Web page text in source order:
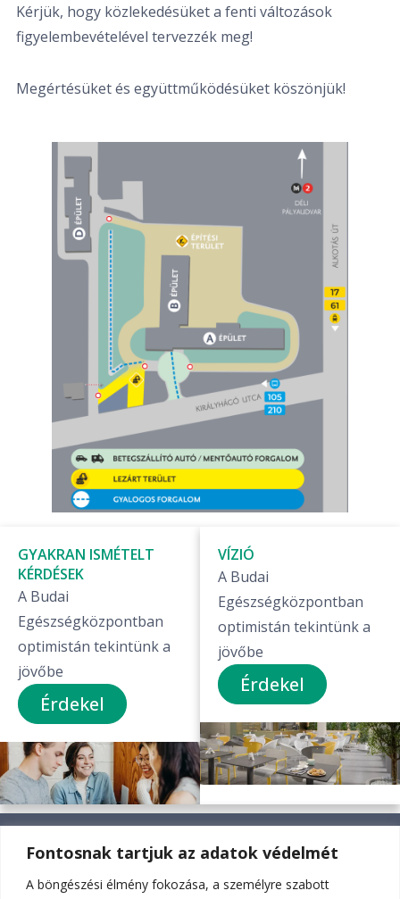
Fontosnak tartjuk az adatok védelmét
A böngészési élmény fokozása, a személyre szabott
Kérjük, hogy közlekedésüket a fenti változások
figyelembevételével tervezzék meg!
Megértésüket és együttműködésüket köszönjük!
GYAKRAN ISMÉTELT
KÉRDÉSEK
A Budai
Egészségközpontban
optimistán tekintünk a
jövőbe
Érdekel
VÍZIÓ
A Budai
Egészségközpontban
optimistán tekintünk a
jövőbe
Érdekel
JÖVŐKÉP